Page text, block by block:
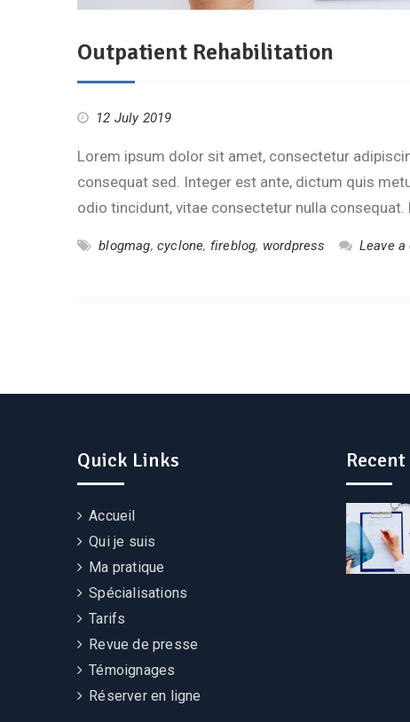
Outpatient Rehabilitation
12 July 2019
Lorem ipsum dolor sit amet, consectetur
consequat sed. Integer est ante, dictum quis
odio tincidunt, vitae consectetur nulla consequat.
blogmag,cyclone, fireblog, wordpress Leave
Quick Links
Accueil
Qui je suis
Ma pratique
Spécialisations
Tarifs
Revue de presse
Témoignages
Réserver en ligne